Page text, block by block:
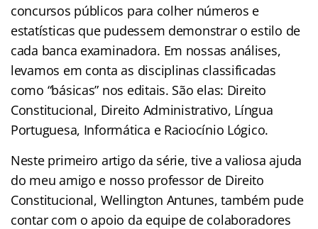
concursos públicos para colher números e
estatísticas que pudessem demonstrar o estilo de
cada banca examinadora. Em nossas análises,
levamos em conta as disciplinas classificadas
como “básicas” nos editais. São elas: Direito
Constitucional, Direito Administrativo, Língua
Portuguesa, Informática e Raciocínio Lógico.
Neste primeiro artigo da série, tive a valiosa ajuda
do meu amigo e nosso professor de Direito
Constitucional, Wellington Antunes, também pude
contar com o apoio da equipe de colaboradores